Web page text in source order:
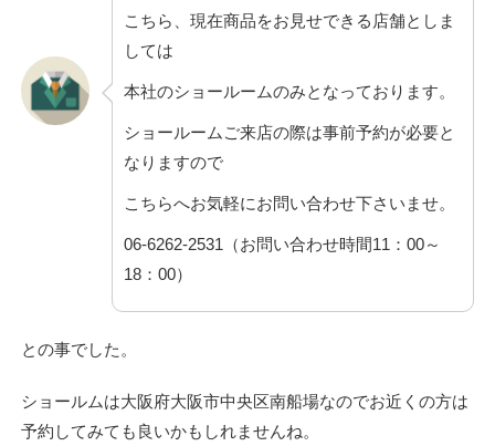
こちら、現在商品をお見せできる店舗としま
しては
本社のショールームのみとなっております。
ショールームご来店の際は事前予約が必要と
なりますので
こちらへお気軽にお問い合わせ下さいませ。
06-6262-2531（お問い合わせ時間11：00～
18：00）
との事でした。
ショールムは大阪府大阪市中央区南船場なのでお近くの方は
予約してみても良いかもしれませんね。